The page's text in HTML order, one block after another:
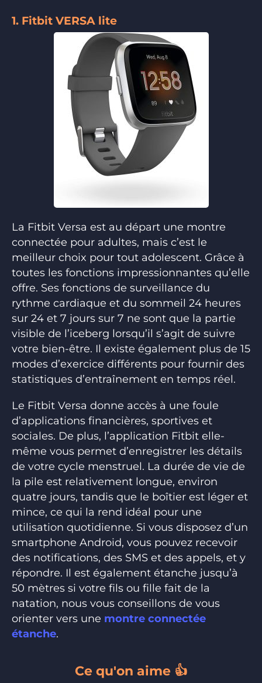
1. Fitbit VERSA lite
La Fitbit Versa est au départ une montre
connectée pour adultes, mais c’est le
meilleur choix pour tout adolescent. Grâce à
toutes les fonctions impressionnantes qu’elle
offre. Ses fonctions de surveillance du
rythme cardiaque et du sommeil 24 heures
sur 24 et 7 jours sur 7 ne sont que la partie
visible de l’iceberg lorsqu’il s’agit de suivre
votre bien-être. Il existe également plus de 15
modes d’exercice différents pour fournir des
statistiques d’entraînement en temps réel.
Le Fitbit Versa donne accès à une foule
d’applications financières, sportives et
sociales. De plus, l’application Fitbit elle-
même vous permet d’enregistrer les détails
de votre cycle menstruel. La durée de vie de
la pile est relativement longue, environ
quatre jours, tandis que le boîtier est léger et
mince, ce qui la rend idéal pour une
utilisation quotidienne. Si vous disposez d’un
smartphone Android, vous pouvez recevoir
des notifications, des SMS et des appels, et y
répondre. Il est également étanche jusqu’à
50 mètres si votre fils ou fille fait de la
natation, nous vous conseillons de vous
orienter vers une montre connectée
étanche.
Ce qu'on aime 👍